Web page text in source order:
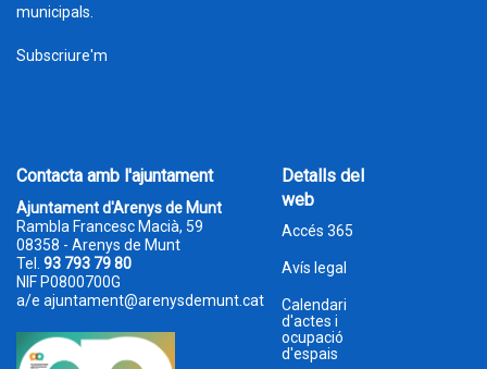
municipals.
Subscriure'm
Contacta amb l'ajuntament
Ajuntament d'Arenys de Munt
Rambla Francesc Macià, 59
08358 - Arenys de Munt
Tel. 93 793 79 80
NIF P0800700G
a/e ajuntament@arenysdemunt.cat
Detalls del
web
Accés 365
Avís legal
Calendari
d'actes i
ocupació
d'espais